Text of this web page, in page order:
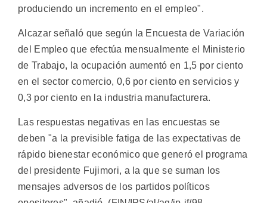
produciendo un incremento en el empleo".
Alcazar señaló que según la Encuesta de Variación
del Empleo que efectúa mensualmente el Ministerio
de Trabajo, la ocupación aumentó en 1,5 por ciento
en el sector comercio, 0,6 por ciento en servicios y
0,3 por ciento en la industria manufacturera.
Las respuestas negativas en las encuestas se
deben "a la previsible fatiga de las expectativas de
rápido bienestar económico que generó el programa
del presidente Fujimori, a la que se suman los
mensajes adversos de los partidos políticos